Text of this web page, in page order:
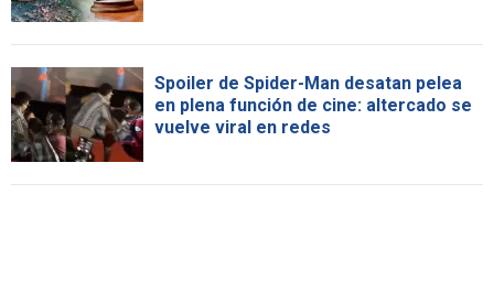
Spoiler de Spider-Man desatan pelea
en plena función de cine: altercado se
vuelve viral en redes